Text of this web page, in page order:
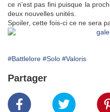
ce n'est pas fini puisque la
deux nouvelles unités.
Spoiler, cette fois-ci ce ne sera
#Battlelore #Solo #Valoris
Partager